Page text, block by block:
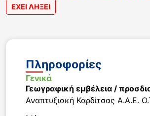
ΕΧΕΙ ΛΗΞΕΙ
Πληροφορίες
Γενικά
Γεωγραφική εμβέλεια /
Αναπτυξιακή Καρδίτσας Α.Α.Ε.